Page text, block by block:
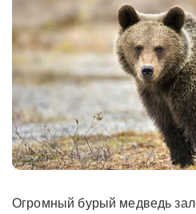
Огромный бурый медведь залез в дом в старушке,